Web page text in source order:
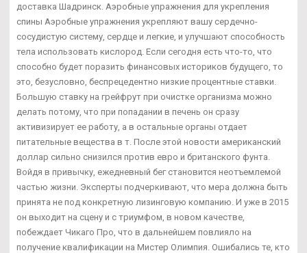
доставка Шадринск. Аэробные упражнения для укрепления
спины Аэробные упражнения укрепляют вашу сердечно-
сосудистую систему, сердце и легкие, и улучшают способность
тела использовать кислород. Если сегодня есть что-то, что
способно будет поразить финансовых историков будущего, то
это, безусловно, беспрецедентно низкие процентные ставки.
Большую ставку на грейфрут при очистке организма можно
делать потому, что при попадании в печень он сразу
активизирует ее работу, а в остальные органы отдает
питательные вещества в т. После этой новости американский
доллар сильно снизился против евро и британского фунта.
Войдя в привычку, ежедневный бег становится неотъемлемой
частью жизни. Эксперты подчеркивают, что мера должна быть
принята не под конкретную лизинговую компанию. И уже в 2015
он выходит на сцену и с триумфом, в новом качестве,
побеждает Чикаго Про, что в дальнейшем повлияло на
получение квалификации на Мистер Олимпия. Ошибались те, кто